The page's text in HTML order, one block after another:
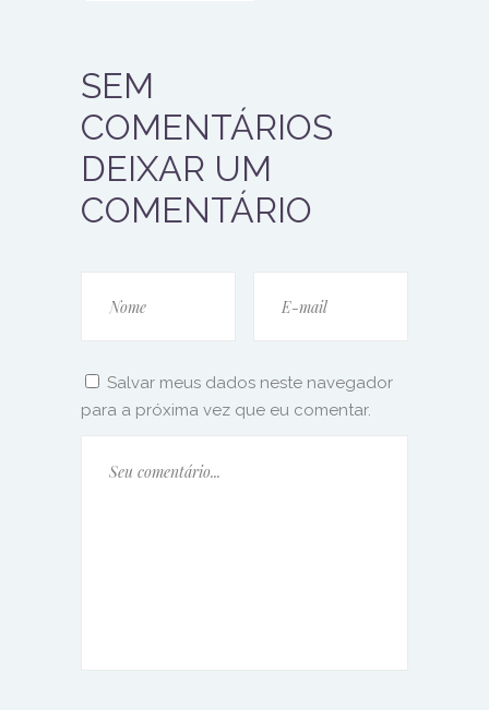
SEM
COMENTÁRIOS
DEIXAR UM
COMENTÁRIO
Salvar meus dados neste navegador
para a próxima vez que eu comentar.